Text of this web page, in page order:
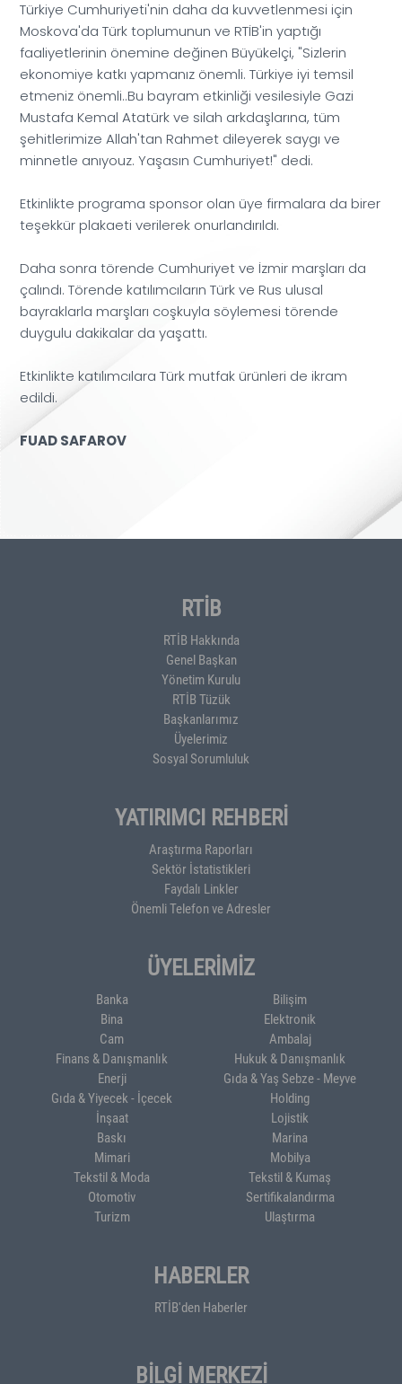
Türkiye Cumhuriyeti'nin daha da kuvvetlenmesi için
Moskova'da Türk toplumunun ve RTİB'in yaptığı
faaliyetlerinin önemine değinen Büyükelçi, "Sizlerin
ekonomiye katkı yapmanız önemli. Türkiye iyi temsil
etmeniz önemli..Bu bayram etkinliği vesilesiyle Gazi
Mustafa Kemal Atatürk ve silah arkdaşlarına, tüm
şehitlerimize Allah'tan Rahmet dileyerek saygı ve
minnetle anıyouz. Yaşasın Cumhuriyet!" dedi.
Etkinlikte programa sponsor olan üye firmalara da birer
teşekkür plakaeti verilerek onurlandırıldı.
Daha sonra törende Cumhuriyet ve İzmir marşları da
çalındı. Törende katılımcıların Türk ve Rus ulusal
bayraklarla marşları coşkuyla söylemesi törende
duygulu dakikalar da yaşattı.
Etkinlikte katılımcılara Türk mutfak ürünleri de ikram
edildi.
FUAD SAFAROV
RTİB
RTİB Hakkında
Genel Başkan
Yönetim Kurulu
RTİB Tüzük
Başkanlarımız
Üyelerimiz
Sosyal Sorumluluk
YATIRIMCI REHBERİ
Araştırma Raporları
Sektör İstatistikleri
Faydalı Linkler
Önemli Telefon ve Adresler
ÜYELERİMİZ
Banka
Bilişim
Bina
Elektronik
Cam
Ambalaj
Finans & Danışmanlık
Hukuk & Danışmanlık
Enerji
Gıda & Yaş Sebze - Meyve
Gıda & Yiyecek - İçecek
Holding
İnşaat
Lojistik
Baskı
Marina
Mimari
Mobilya
Tekstil & Moda
Tekstil & Kumaş
Otomotiv
Sertifikalandırma
Turizm
Ulaştırma
HABERLER
RTİB'den Haberler
BİLGİ MERKEZİ